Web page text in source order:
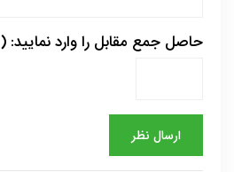
حاصل جمع مقابل را وارد نمایید: (2 + 5)